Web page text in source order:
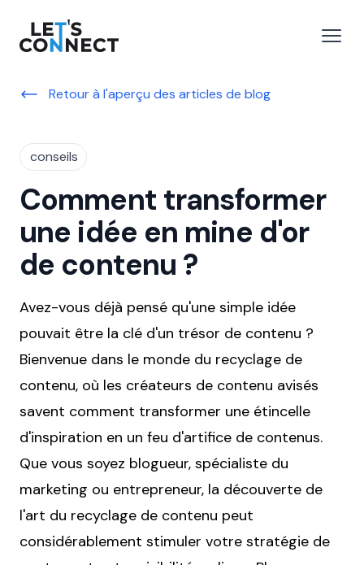
Let's Connect
le menu
Retour à l'aperçu des articles de blog
conseils
Comment transformer
une idée en mine d'or
de contenu ?
Avez-vous déjà pensé qu'une simple idée
pouvait être la clé d'un trésor de contenu ?
Bienvenue dans le monde du recyclage de
contenu, où les créateurs de contenu avisés
savent comment transformer une étincelle
d'inspiration en un feu d'artifice de contenus.
Que vous soyez blogueur, spécialiste du
marketing ou entrepreneur, la découverte de
l'art du recyclage de contenu peut
considérablement stimuler votre stratégie de